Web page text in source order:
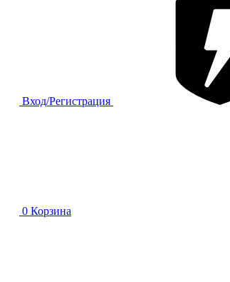
Вход/Регистрация
0 Корзина